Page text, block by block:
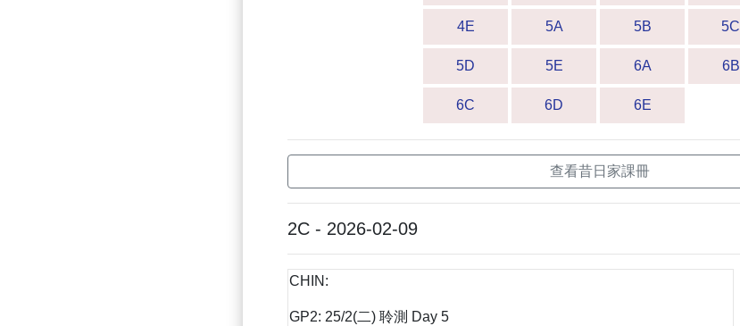
4E 5A 5B 5C
5D 5E 6A 6B
6C 6D 6E
查看昔日家課冊
2C - 2026-02-09
CHIN:
GP2: 25/2(二) 聆測 Day 5